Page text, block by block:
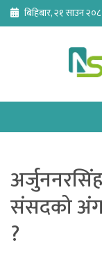
Skip
content
बिहिबार, २१ साउन
अर्जुननरसिंह
संसदको अंग
?